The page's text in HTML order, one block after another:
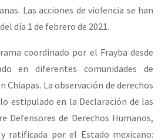
Las acciones de violencia se han
día 1 de febrero de 2021.
coordinado por el Frayba desde
en diferentes comunidades de
Chiapas. La observación de derechos
estipulado en la Declaración de las
Defensores de Derechos Humanos,
ratificada por el Estado mexicano: